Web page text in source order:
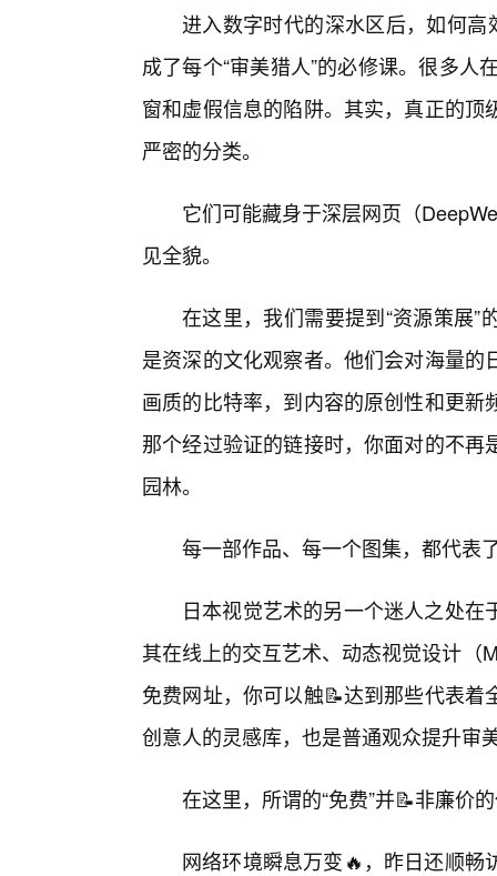
进入数字时代的深水区后，如何
成了每个“审美猎人”的必修课。很多人
窗和虚假信息的陷阱。其实，真正的
严密的分类。
它们可能藏身于深层网页（
见全貌。
在这里，我们需要提到“资源策展
是资深的文化观察者。他们会对海量
画质的比特率，到内容的原创性和更
那个经过验证的链接时，你面对的不
园林。
每一部作品、每一个图集，都代表
日本视觉艺术的另一个迷人之处
其在线上的交互艺术、动态视觉设计（
免费网址，你可以触📝达到那些代表
创意人的灵感库，也是普通观众提升审
在这里，所谓的“免费”并📝非廉价
网络环境瞬息万变🔥，昨日还顺